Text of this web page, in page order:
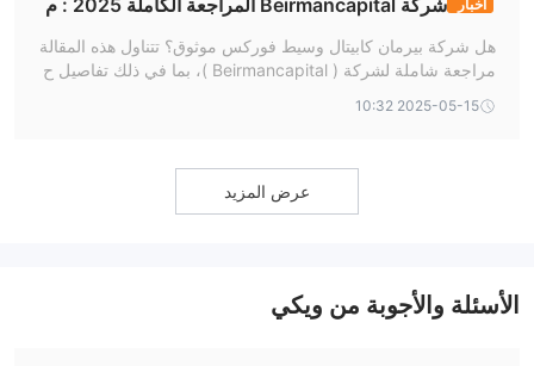
أخبار
هل شركة بيرمان كابيتال وسيط فوركس موثوق؟ تتناول هذه المقالة
مراجعة شاملة لشركة ( Beirmancapital )، بما في ذلك تفاصيل ح
2025-05-15 10:32
عرض المزيد
الأسئلة والأجوبة من ويكي